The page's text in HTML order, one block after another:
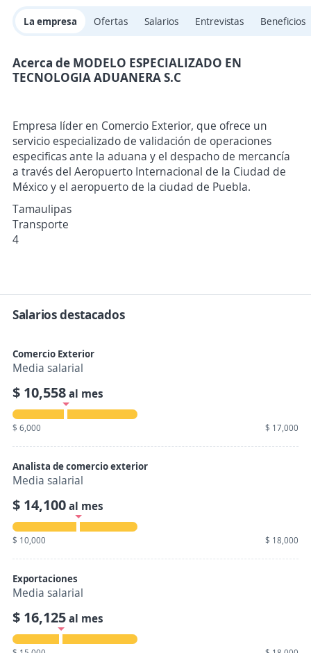
La empresa Ofertas Salarios Entrevistas Beneficios
Acerca de MODELO ESPECIALIZADO EN
TECNOLOGIA ADUANERA S.C
Empresa líder en Comercio Exterior, que ofrece un
servicio especializado de validación de operaciones
especificas ante la aduana y el despacho de mercancía
a través del Aeropuerto Internacional de la Ciudad de
México y el aeropuerto de la ciudad de Puebla.
Tamaulipas
Transporte
4
Salarios destacados
Comercio Exterior
Media salarial
$ 10,558al mes
$ 6,000 $ 17,000
Analista de comercio exterior
Media salarial
$ 14,100al mes
$ 10,000 $ 18,000
Exportaciones
Media salarial
$ 16,125al mes